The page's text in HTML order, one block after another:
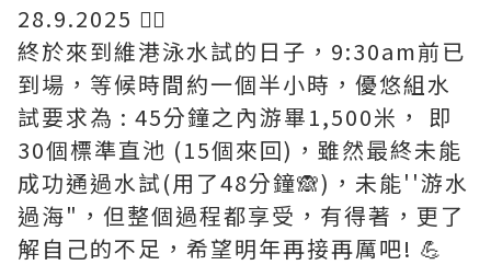
28.9.2025 🏊‍♀️
終於來到維港泳水試的日子，9:30am前已
到場，等候時間約一個半小時，優悠組水
試要求為 : 45分鐘之內游畢1,500米， 即
30個標準直池 (15個來回)，雖然最終未能
成功通過水試(用了48分鐘🙈)，未能''游水
過海"，但整個過程都享受，有得著，更了
解自己的不足，希望明年再接再厲吧! 💪